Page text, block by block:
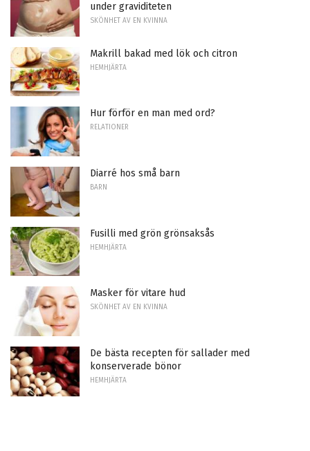
under graviditeten
SKÖNHET AV EN KVINNA
Makrill bakad med lök och citron
HEMHJÄRTA
Hur förför en man med ord?
RELATIONER
Diarré hos små barn
BARN
Fusilli med grön grönsaksås
HEMHJÄRTA
Masker för vitare hud
SKÖNHET AV EN KVINNA
De bästa recepten för sallader med
konserverade bönor
HEMHJÄRTA